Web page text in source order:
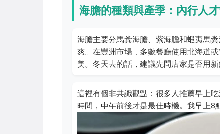
海膽的種類與產季：內行人
海膽主要分馬糞海膽、紫海膽和蝦夷馬
爽。在豐洲市場，多數餐廳使用北海道
美。冬天去的話，建議先問店家是否用
這裡有個非共識觀點：很多人推薦早上
時間，中午前後才是最佳時機。我早上8